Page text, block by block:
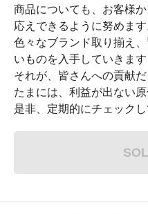
商品についても、お客様
応えできるように努めます
色々なブランド取り揃え
いものを入手していきます
それが、皆さんへの貢献だ
たまには、利益が出ない
是非、定期的にチェック